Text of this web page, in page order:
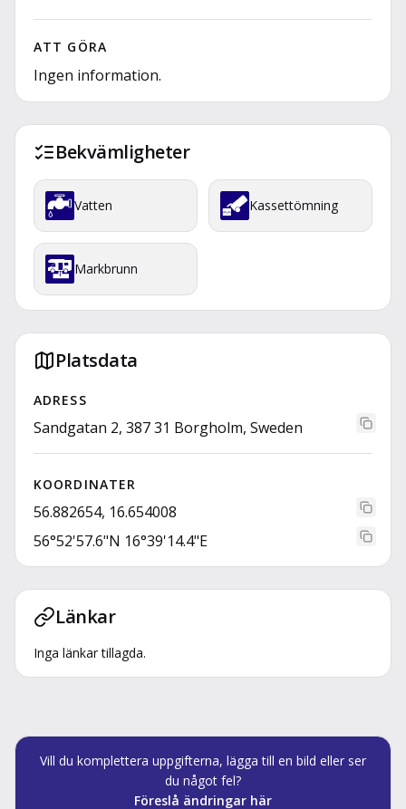
ATT GÖRA
Ingen information.
Bekvämligheter
Vatten Kassettömning
Markbrunn
Platsdata
ADRESS
Sandgatan 2, 387 31 Borgholm, Sweden
KOORDINATER
56.882654, 16.654008
56°52'57.6"N 16°39'14.4"E
Länkar
Inga länkar tillagda.
Vill du komplettera uppgifterna, lägga till en bild eller ser
du något fel?
Föreslå ändringar här